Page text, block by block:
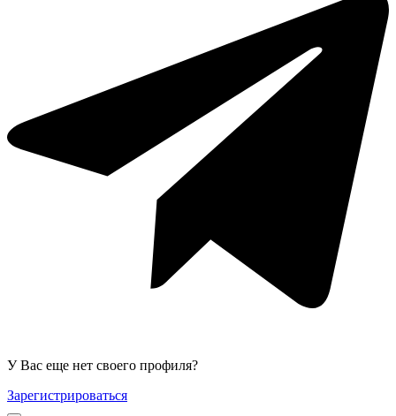
У Вас еще нет своего профиля?
Зарегистрироваться